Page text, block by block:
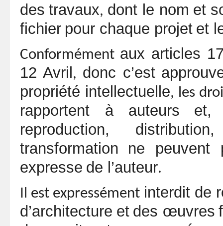
des travaux, dont le nom et
fichier pour chaque projet et
Conformément aux articles
12 Avril , donc c’est
propriété intellectuelle, les
rapportent à auteurs
et,
reproduction,
transformation
ne peuvent
expresse de l’auteur.
Il est expressément interdit de
d’architecture et des œuvres